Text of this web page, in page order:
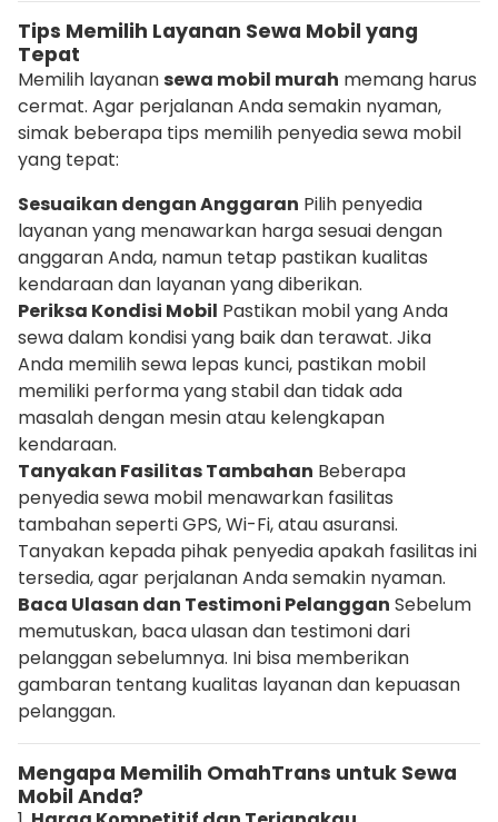
Tips Memilih Layanan Sewa Mobil yang
Tepat
Memilih layanansewa mobil murah memang harus
cermat. Agar perjalanan Anda semakin nyaman,
simak beberapa tips memilih penyedia sewa mobil
yang tepat:
Sesuaikan dengan Anggaran Pilih penyedia
layanan yang menawarkan harga sesuai dengan
anggaran Anda, namun tetap pastikan kualitas
kendaraan dan layanan yang diberikan.
Periksa Kondisi Mobil Pastikan mobil yang Anda
sewa dalam kondisi yang baik dan terawat. Jika
Anda memilih sewa lepas kunci, pastikan mobil
memiliki performa yang stabil dan tidak ada
masalah dengan mesin atau kelengkapan
kendaraan.
Tanyakan Fasilitas Tambahan Beberapa
penyedia sewa mobil menawarkan fasilitas
tambahan seperti GPS, Wi-Fi, atau asuransi.
Tanyakan kepada pihak penyedia apakah fasilitas ini
tersedia, agar perjalanan Anda semakin nyaman.
Baca Ulasan dan Testimoni Pelanggan Sebelum
memutuskan, baca ulasan dan testimoni dari
pelanggan sebelumnya. Ini bisa memberikan
gambaran tentang kualitas layanan dan kepuasan
pelanggan.
Mengapa Memilih OmahTrans untuk Sewa
Mobil Anda?